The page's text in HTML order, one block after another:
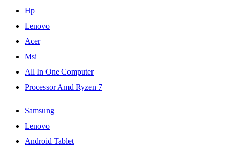
Hp
Lenovo
Acer
Msi
All In One Computer
Processor Amd Ryzen 7
Samsung
Lenovo
Android Tablet